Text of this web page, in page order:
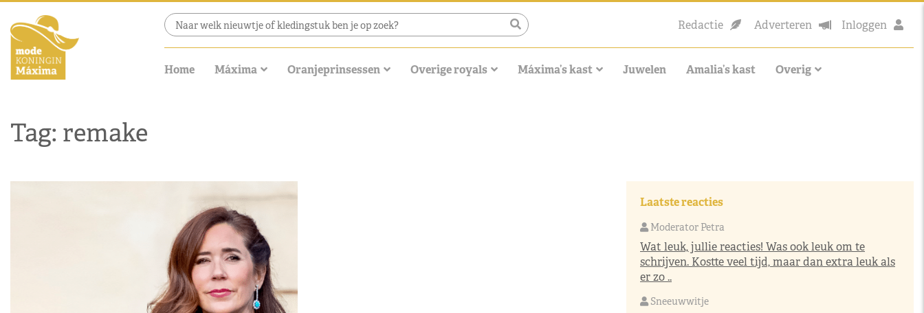
Redactie Adverteren Inloggen
Home Máxima Oranjeprinsessen Overige royals Máxima’s kast Juwelen Amalia’s kast Overig
Tag: remake
Laatste reacties
Moderator Petra
Wat leuk, jullie reacties! Was ook leuk om te
schrijven. Kostte veel tijd, maar dan extra leuk als
er zo ..
Sneeuwwitje